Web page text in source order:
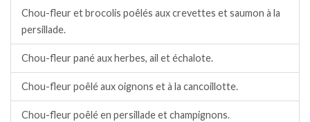
Chou-fleur et brocolis poêlés aux crevettes et saumon à la
persillade.
Chou-fleur pané aux herbes, ail et échalote.
Chou-fleur poêlé aux oignons et à la cancoillotte.
Chou-fleur poêlé en persillade et champignons.